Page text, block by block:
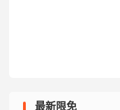
最新限免